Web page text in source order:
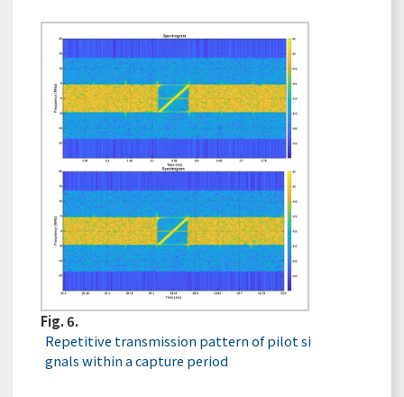
Fig. 6.
Repetitive transmission pattern of pilot si
gnals within a capture period